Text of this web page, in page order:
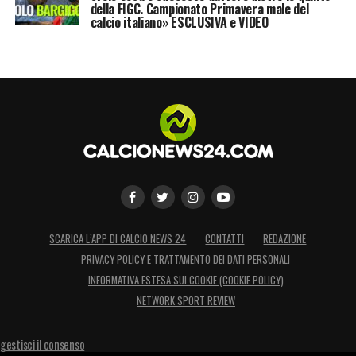
facendo anche nella Nazionale devo dire che
della FIGC. Campionato Primavera male del
calcio italiano» ESCLUSIVA e VIDEO
SCARICA L’APP DI CALCIO NEWS 24 CONTATTI
REDAZIONE
PRIVACY POLICY E TRATTAMENTO DEI DATI PERSONALI
INFORMATIVA ESTESA SUI COOKIE (COOKIE POLICY)
NETWORK SPORT REVIEW
gestisci il consenso